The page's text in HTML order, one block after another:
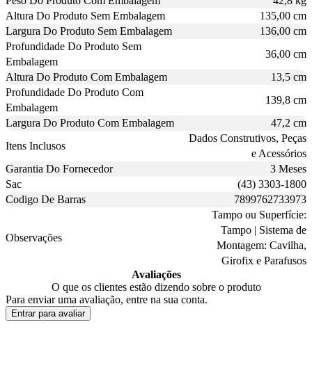
Altura Do Produto Sem Embalagem
135,00 cm
Largura Do Produto Sem Embalagem
136,00 cm
Profundidade Do Produto Sem
Embalagem
36,00 cm
Altura Do Produto Com Embalagem
13,5 cm
Profundidade Do Produto Com
Embalagem
139,8 cm
Largura Do Produto Com Embalagem
47,2 cm
Itens Inclusos
Dados Construtivos, Peças
e Acessórios
Garantia Do Fornecedor
3 Meses
Sac
(43) 3303-1800
Codigo De Barras
7899762733973
Observações
Tampo ou Superfície:
Tampo | Sistema de
Montagem: Cavilha,
Girofix e Parafusos
Avaliações
O que os clientes estão dizendo sobre o produto
Para enviar uma avaliação, entre na sua conta.
Entrar para avaliar